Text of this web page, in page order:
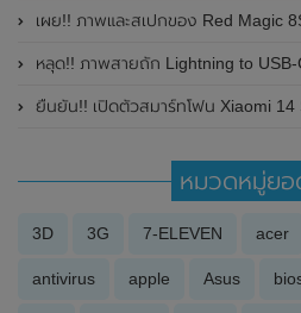
เผย!! ภาพและสเปกของ Red Magic 8S Pro สมาร์ทโฟนรุ่นแรกที่มี
หลุด!! ภาพสายถัก Lightning to USB-C ที่อ้างว่าเป็
ยืนยัน!! เปิดตัวสมาร์ทโฟน Xiaomi 14 Series เวอร์ชั่น
หมวดหมู่ยอ
3D 3G 7-ELEVEN acer
antivirus apple Asus